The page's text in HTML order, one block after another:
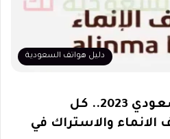
دليل هواتف السعودية
رقم هاتف الإنماء السعودي 2023.. كل
والاستراك في